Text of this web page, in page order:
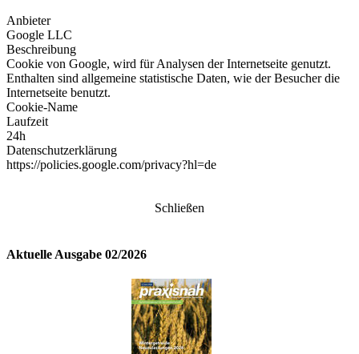
Anbieter
Google LLC
Beschreibung
Cookie von Google, wird für Analysen der Internetseite genutzt.
Enthalten sind allgemeine statistische Daten, wie der Besucher die
Internetseite benutzt.
Cookie-Name
Laufzeit
24h
Datenschutzerklärung
https://policies.google.com/privacy?hl=de
Schließen
Aktuelle Ausgabe 02/2026